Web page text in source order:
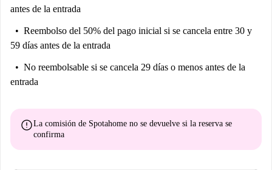
antes de la entrada
Reembolso del 50% del pago inicial si se cancela entre 30 y
59 días antes de la entrada
No reembolsable si se cancela 29 días o menos antes de la
entrada
errorLa comisión de Spotahome no se devuelve si la reserva se
confirma